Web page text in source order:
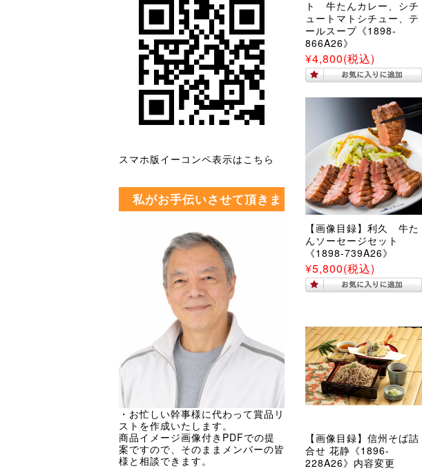
ト 牛たんカレー、シチ
ュートマトシチュー、テ
ールスープ《1898-
866A26》
¥4,800(税込)
【画像目録】利久 牛た
んソーセージセット
《1898-739A26》
¥5,800(税込)
【画像目録】信州そば詰
合せ 花静《1896-
228A26》内容変更
スマホ版イーコンペ表示はこちら
私がお手伝いさせて頂きま
・お忙しい幹事様に代わって賞品リ
ストを作成いたします。
商品イメージ画像付きPDFでの提
案ですので、そのままメンバーの皆
様と相談できます。